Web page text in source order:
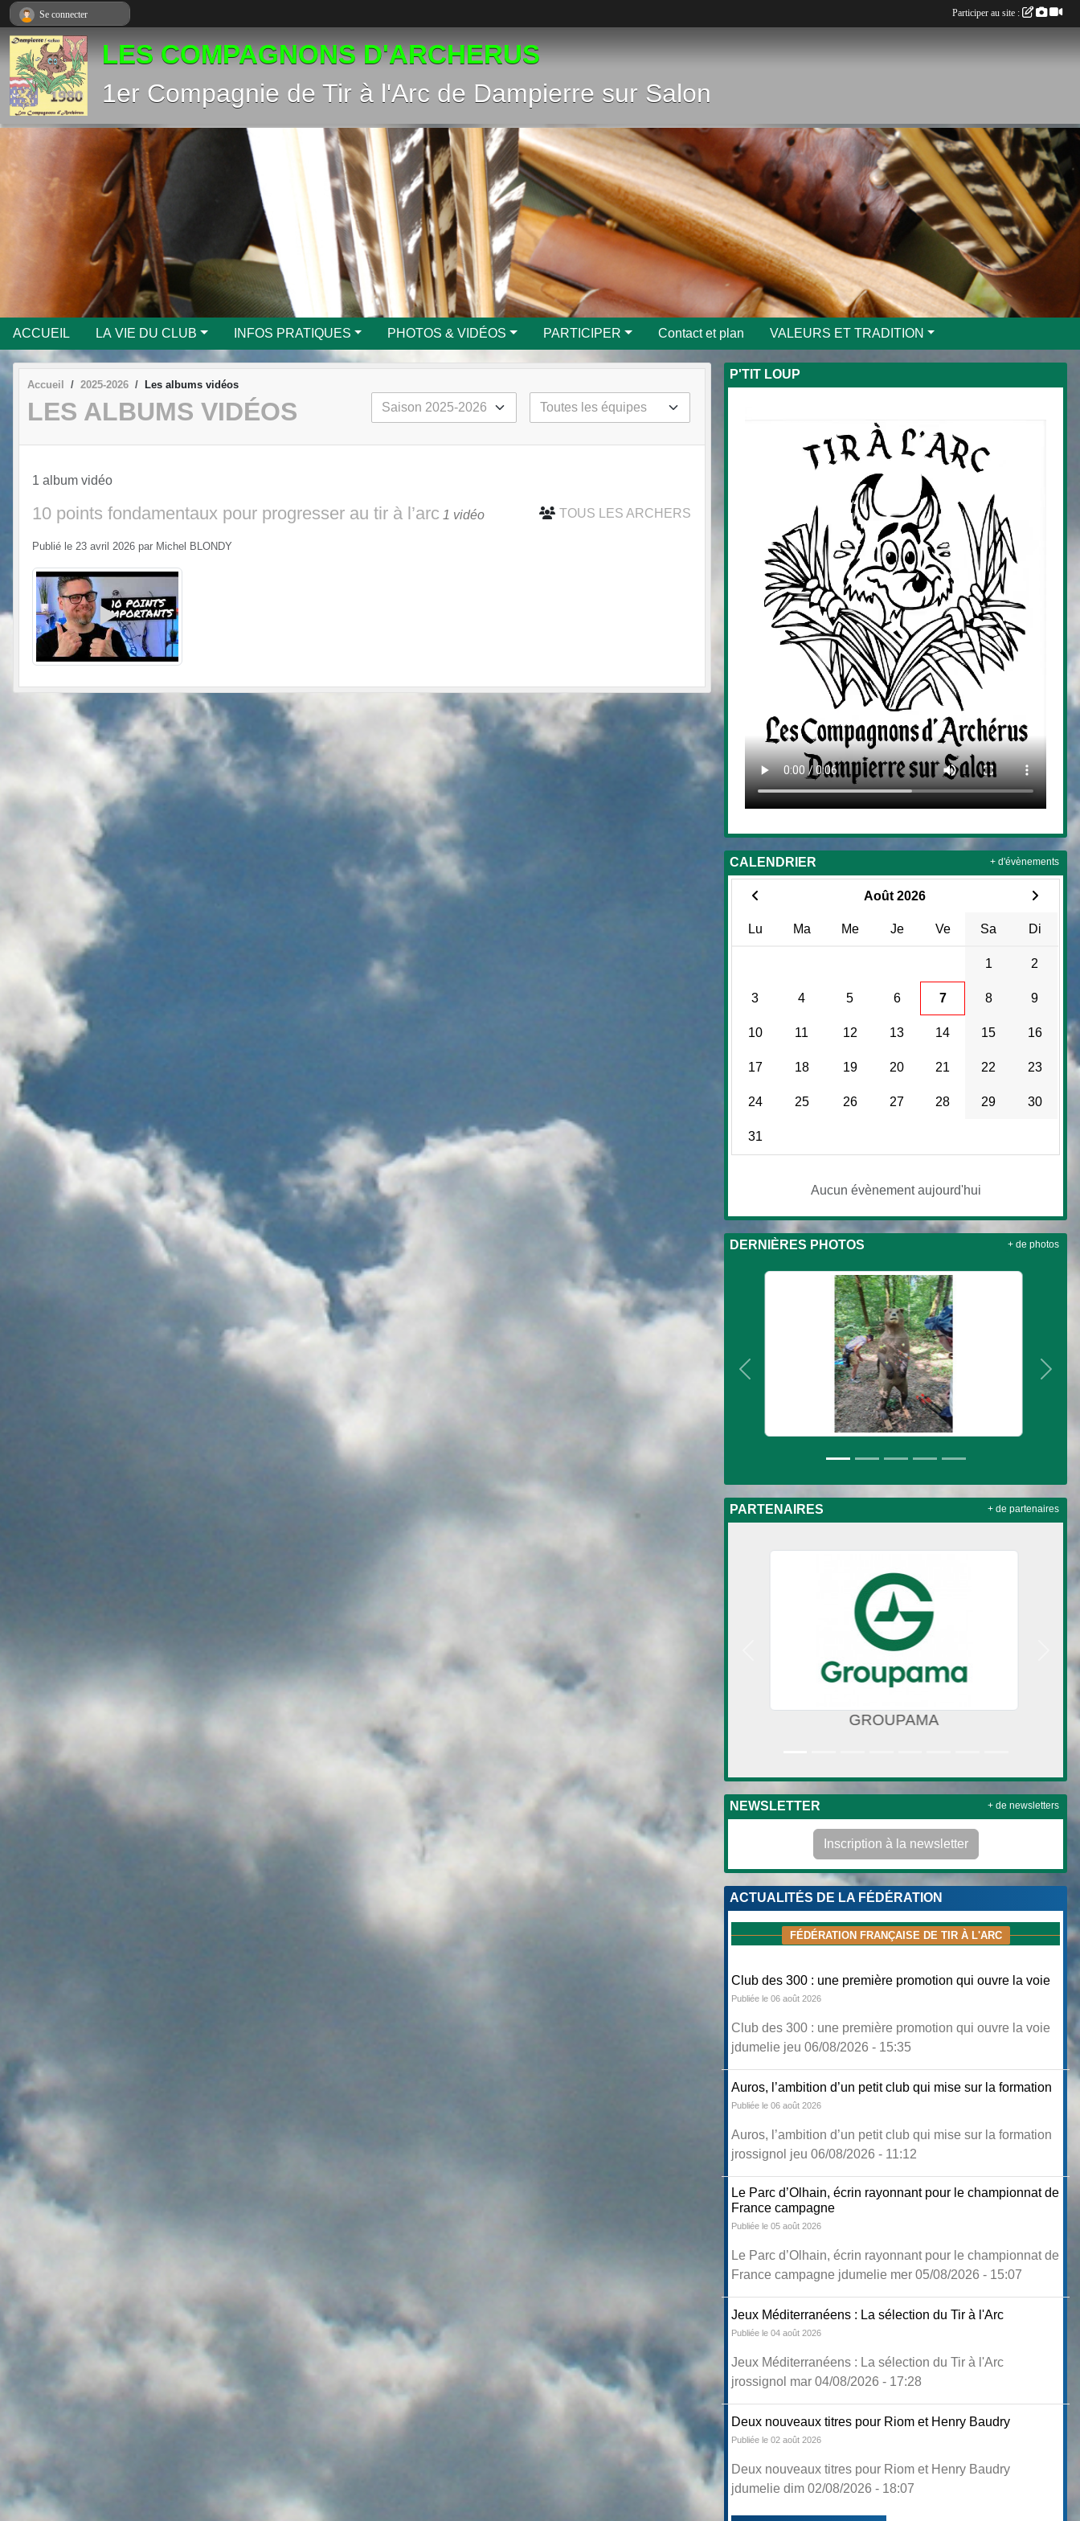
LES COMPAGNONS D'ARCHERUS
1er Compagnie de Tir à l'Arc de Dampierre sur Salon
ACCUEIL LA VIE DU CLUB INFOS PRATIQUES PHOTOS & VIDÉOS PARTICIPER Contact et plan VALEURS ET TRADITION
Accueil 2025-2026 Les albums vidéos
LES ALBUMS VIDÉOS
1 album vidéo
10 points fondamentaux pour progresser au tir à l’arc 1 vidéo TOUS LES ARCHERS
Publié le 23 avril 2026 par Michel BLONDY
P'TIT LOUP
CALENDRIER
Août 2026
Lu Ma Me Je Ve Sa Di
1 2
3 4 5 6 7 8 9
10 11 12 13 14 15 16
17 18 19 20 21 22 23
24 25 26 27 28 29 30
31
Aucun évènement aujourd'hui
+ d'évènements
DERNIÈRES PHOTOS
Précedent
+ de photos
PARTENAIRES
PVC design
+ de partenaires
NEWSLETTER
Inscription à la newsletter
+ de newsletters
ACTUALITÉS DE LA FÉDÉRATION
FÉDÉRATION FRANÇAISE DE TIR À L'ARC
Club des 300 : une première promotion qui ouvre la voie
Publiée le 06 août 2026
Club des 300 : une première promotion qui ouvre la voie
jdumelie jeu 06/08/2026 - 15:35
Auros, l’ambition d’un petit club qui mise sur la formation
Publiée le 06 août 2026
Auros, l’ambition d’un petit club qui mise sur la formation
jrossignol jeu 06/08/2026 - 11:12
Le Parc d’Olhain, écrin rayonnant pour le championnat de
France campagne
Publiée le 05 août 2026
Le Parc d’Olhain, écrin rayonnant pour le championnat de
France campagne jdumelie mer 05/08/2026 - 15:07
Jeux Méditerranéens : La sélection du Tir à l'Arc
Publiée le 04 août 2026
Jeux Méditerranéens : La sélection du Tir à l'Arc
jrossignol mar 04/08/2026 - 17:28
Deux nouveaux titres pour Riom et Henry Baudry
Publiée le 02 août 2026
Deux nouveaux titres pour Riom et Henry Baudry
jdumelie dim 02/08/2026 - 18:07
Se connecter Participer au site :
Panneau de gestion des cookies